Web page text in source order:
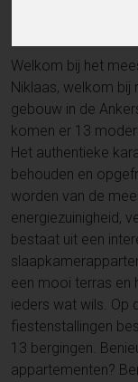
Welkom bij het
Niklaas, welkom bij
gebouw in de
komen er 13
Het authentieke
behouden en
worden van de
energiezuinigheid,
bestaat uit een
een mooi terras en
ieders wat wils. Op
fiestenstallingen
13 bergingen.
appartementen?